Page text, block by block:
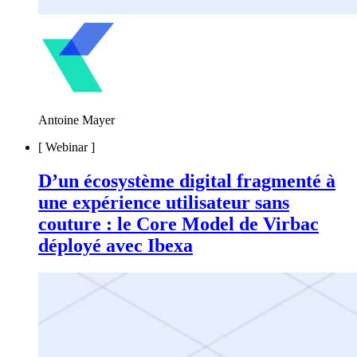
Antoine Mayer
[ Webinar]
D’un écosystème digital fragmenté à
une expérience utilisateur sans
couture : le Core Model de Virbac
déployé avec Ibexa